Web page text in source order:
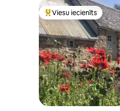
Populārs viesu iecienīts
Viesu iecienīts